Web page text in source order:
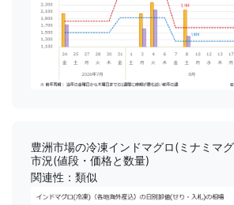
豊洲市場の冷凍インドマグロ(ミナミマ
市況(値段・価格と数量)
関連性：類似